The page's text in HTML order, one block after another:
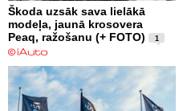
Škoda uzsāk sava lielākā
modeļa, jaunā krosovera
Peaq, ražošanu (+ FOTO)
1